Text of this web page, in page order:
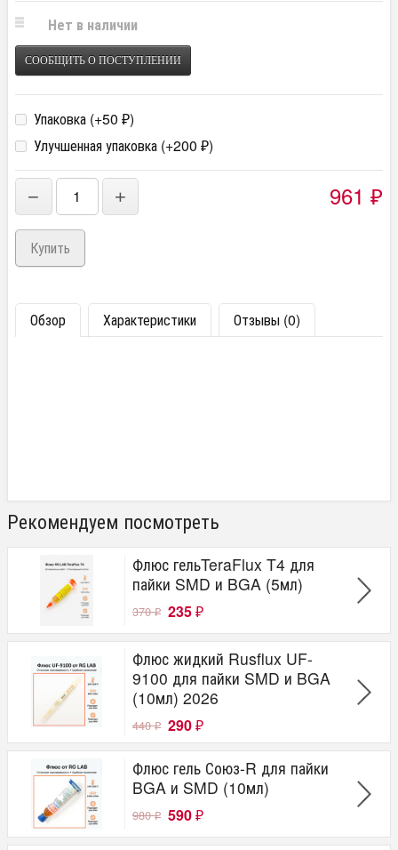
Нет в наличии
СООБЩИТЬ О ПОСТУПЛЕНИИ
Упаковка (+50 ₽)
Улучшенная упаковка (+200 ₽)
− + 961 ₽
Обзор Характеристики Отзывы (0)
Рекомендуем посмотреть
Флюс гельTeraFlux T4 для
пайки SMD и BGA (5мл)
370₽ 235 ₽
Флюс жидкий Rusflux UF-
9100 для пайки SMD и BGA
(10мл) 2026
440₽ 290 ₽
Флюс гель Союз-R для пайки
BGA и SMD (10мл)
980₽ 590 ₽